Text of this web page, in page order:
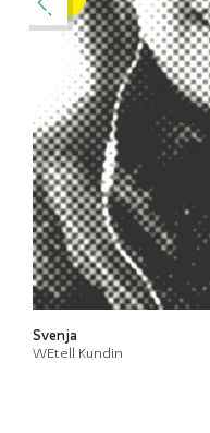
Svenja
WEtell Kundin